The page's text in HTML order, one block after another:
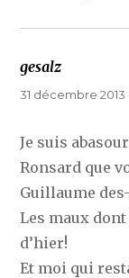
gesalzdit :
31 décembre 2013
Je suis
Ronsard que
Guillaume
Les maux
d’hier!
Et moi qui